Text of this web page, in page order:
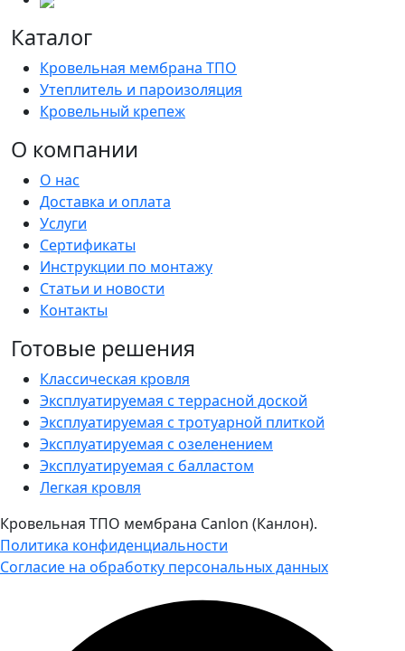
Каталог
Кровельная мембрана ТПО
Утеплитель и пароизоляция
Кровельный крепеж
О компании
О нас
Доставка и оплата
Услуги
Сертификаты
Инструкции по монтажу
Статьи и новости
Контакты
Готовые решения
Классическая кровля
Эксплуатируемая с террасной доской
Эксплуатируемая с тротуарной плиткой
Эксплуатируемая с озеленением
Эксплуатируемая с балластом
Легкая кровля
Кровельная ТПО мембрана Canlon (Канлон).
Политика конфиденциальности
Согласие на обработку персональных данных